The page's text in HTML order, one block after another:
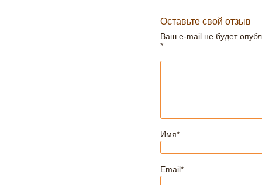
Оставьте свой отзыв
Ваш e-mail не будет
*
Имя*
Email*